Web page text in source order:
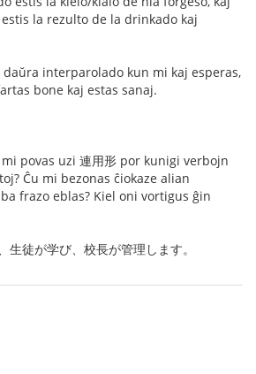
la rezulto de la drinkado kaj
interparolado kun mi kaj esperas,
bone kaj estas sanaj.
povas uzi 連用形 por kunigi verbojn
Ĉu mi bezonas ĉiokaze alian
frazo eblas? Kiel oni vortigus ĝin
生徒が学び、校長が管理します。